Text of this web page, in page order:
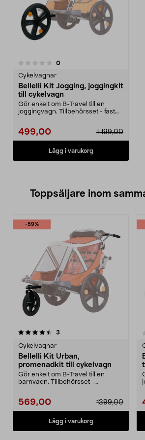
0recensioner
Cykelvagnar
Bellelli Kit Jogging, joggingkit
till cykelvagn
Gör enkelt om B-Travel till en
joggingvagn. Tillbehörsset - fast
1 199,00
499,00
Lägg i varukorg
Toppsäljare inom
-59%
3
Cykelvagnar
Bellelli Kit Urban,
promenadkit till cykelvagn
Gör enkelt om B-Travel till en
barnvagn. Tillbehörsset -
569,00 1399,00
Lägg i varukorg
0.0 av 5 stjärnor